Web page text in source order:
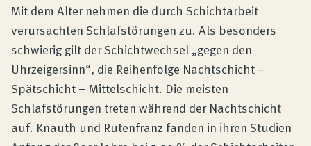
Mit dem Alter nehmen die durch Schichtarbeit
verursachten Schlafstörungen zu. Als besonders
schwierig gilt der Schichtwechsel „gegen den
Uhrzeigersinn“, die Reihenfolge Nachtschicht –
Spätschicht – Mittelschicht. Die meisten
Schlafstörungen treten während der Nachtschicht
auf. Knauth und Rutenfranz fanden in ihren Studien